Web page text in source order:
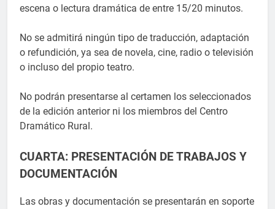
escena o lectura dramática de entre 15/20 minutos.
No se admitirá ningún tipo de traducción, adaptación
o refundición, ya sea de novela, cine, radio o televisión
o incluso del propio teatro.
No podrán presentarse al certamen los seleccionados
de la edición anterior ni los miembros del Centro
Dramático Rural.
CUARTA: PRESENTACIÓN DE TRABAJOS Y
DOCUMENTACIÓN
Las obras y documentación se presentarán en soporte